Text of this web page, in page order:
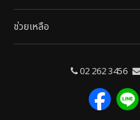
ช่วยเหลือ
02 262 3456